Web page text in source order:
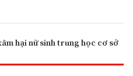
hại nữ sinh trung học cơ sở